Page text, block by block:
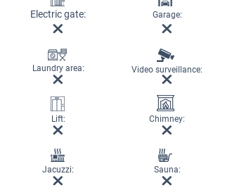
Electric gate:
Laundry area:
Lift:
Jacuzzi:
Garage:
Video surveillance:
Chimney:
Sauna: